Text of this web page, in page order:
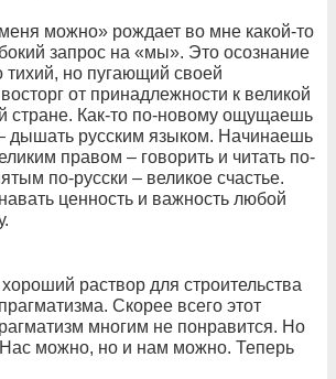
можно» рождает во мне какой-то
запрос на «мы». Это осознание
тихий, но пугающий своей
от принадлежности к великой
стране. Как-то по-новому ощущаешь
дышать русским языком. Начинаешь
правом – говорить и читать по-
по-русски – великое счастье.
ценность и важность любой
раствор для строительства
Скорее всего этот
многим не понравится. Но
можно, но и нам можно. Теперь